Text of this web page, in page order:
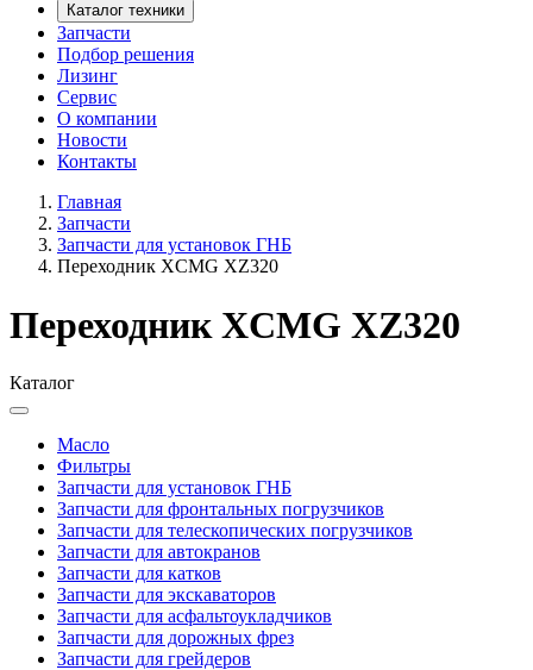
Каталог техники
Запчасти
Подбор решения
Лизинг
Сервис
О компании
Новости
Контакты
Главная
Запчасти
Запчасти для установок ГНБ
Переходник XCMG XZ320
Переходник XCMG XZ320
Каталог
Масло
Фильтры
Запчасти для установок ГНБ
Запчасти для фронтальных погрузчиков
Запчасти для телескопических погрузчиков
Запчасти для автокранов
Запчасти для катков
Запчасти для экскаваторов
Запчасти для асфальтоукладчиков
Запчасти для дорожных фрез
Запчасти для грейдеров